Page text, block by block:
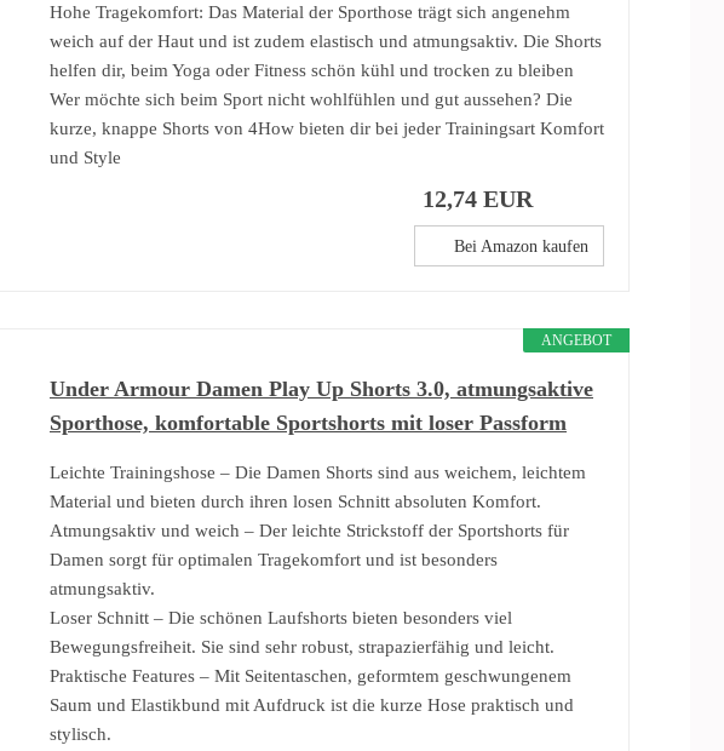
Hohe Tragekomfort: Das Material der Sporthose trägt sich angenehm
weich auf der Haut und ist zudem elastisch und atmungsaktiv. Die Shorts
helfen dir, beim Yoga oder Fitness schön kühl und trocken zu bleiben
Wer möchte sich beim Sport nicht wohlfühlen und gut aussehen? Die
kurze, knappe Shorts von 4How bieten dir bei jeder Trainingsart Komfort
und Style
12,74 EUR
Bei Amazon kaufen
ANGEBOT
Under Armour Damen Play Up Shorts 3.0, atmungsaktive
Sporthose, komfortable Sportshorts mit loser Passform
Leichte Trainingshose – Die Damen Shorts sind aus weichem, leichtem
Material und bieten durch ihren losen Schnitt absoluten Komfort.
Atmungsaktiv und weich – Der leichte Strickstoff der Sportshorts für
Damen sorgt für optimalen Tragekomfort und ist besonders
atmungsaktiv.
Loser Schnitt – Die schönen Laufshorts bieten besonders viel
Bewegungsfreiheit. Sie sind sehr robust, strapazierfähig und leicht.
Praktische Features – Mit Seitentaschen, geformtem geschwungenem
Saum und Elastikbund mit Aufdruck ist die kurze Hose praktisch und
stylisch.